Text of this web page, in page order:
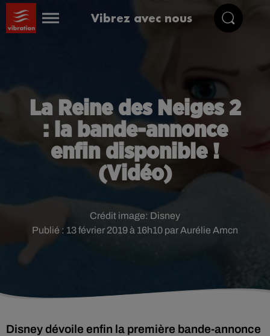
Vibrez avec nous
La Reine des Neiges 2
: la bande-annonce
enfin disponible !
(Vidéo)
Publié : 13 février 2019 à 16h10 par Aurélie Amcn
Crédit image: Disney
Disney dévoile enfin la première bande-annonce